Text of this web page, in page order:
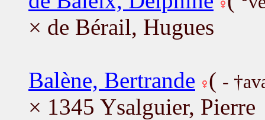
× de Bérail, Hugues
Balène, Bertrande ( -
× 1345 Ysalguier, Pierre